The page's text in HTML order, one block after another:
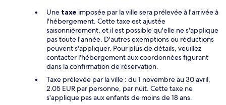
Une taxe imposée par la ville sera prélevée à l'arrivée à
l'hébergement. Cette taxe est ajustée
saisonnièrement, et il est possible qu'elle ne s'applique
pas toute l'année. D'autres exemptions ou réductions
peuvent s'appliquer. Pour plus de détails, veuillez
contacter l'hébergement aux coordonnées figurant
dans la confirmation de réservation.
Taxe prélevée par la ville : du 1 novembre au 30 avril,
2.05 EUR par personne, par nuit. Cette taxe ne
s'applique pas aux enfants de moins de 18 ans.